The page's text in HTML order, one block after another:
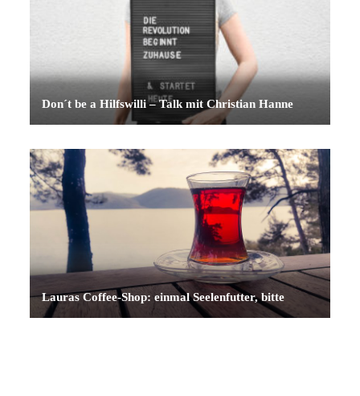
Don´t be a Hilfswilli – Talk mit Christian Hanne
Lauras Coffee-Shop: einmal Seelenfutter, bitte